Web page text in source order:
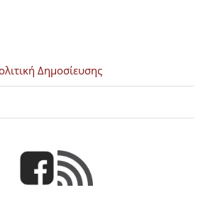
Δημοσίευσης